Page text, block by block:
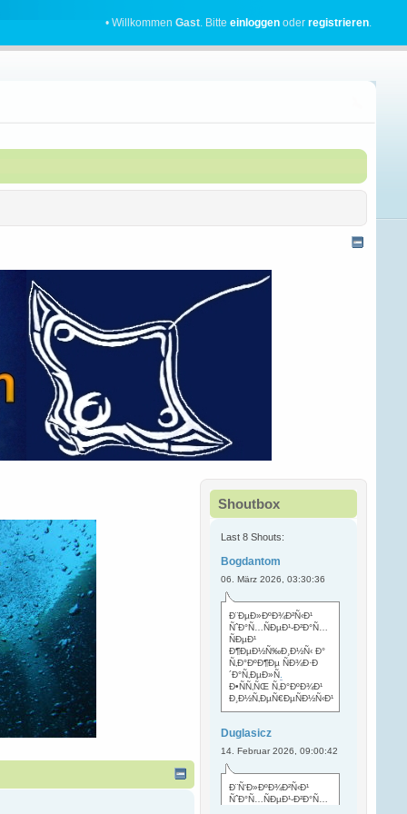
• WillkommenGast. Bitteeinloggen oderregistrieren.
Shoutbox
Last 8 Shouts:
Bogdantom
06. März 2026, 03:30:36
Ð¨ÐµÐ»ÐºÐ¾Ð²Ñ‹Ð¹
ÑˆÐ°Ñ…ÑÐµÐ¹-Ð²Ð°Ñ…
ÑÐµÐ¹
Ð¶ÐµÐ½Ñ‰Ð¸Ð½Ñ‹ Ð°
Ñ‚Ð°ÐºÐ¶Ðµ ÑÐ¾Ð·Ð
´Ð°Ñ‚ÐµÐ»Ñ.
Ð•ÑÑ‚ÑŒ Ñ‚Ð°ÐºÐ¾Ð¹
Ð¸Ð½Ñ‚ÐµÑ€ÐµÑÐ½Ñ‹Ð¹
Duglasicz
14. Februar 2026, 09:00:42
Ð¨Ñ‘Ð»ÐºÐ¾Ð²Ñ‹Ð¹
ÑˆÐ°Ñ…ÑÐµÐ¹-Ð²Ð°Ñ…